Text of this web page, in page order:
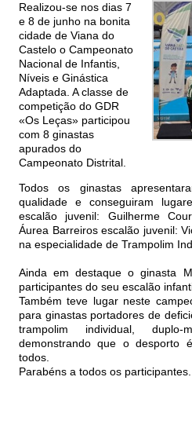
Realizou-se nos dias 7
e 8 de junho na bonita
cidade de Viana do
Castelo o Campeonato
Nacional de Infantis,
Níveis e Ginástica
Adaptada. A classe de
competição do GDR
«Os Leças» participou
com 8 ginastas
apurados do
Campeonato Distrital.
Todos os ginastas
qualidade e conseguiram
escalão juvenil: Guilherme
Áurea Barreiros escalão juvenil:
na especialidade de Trampolim
Ainda em destaque o ginasta
participantes do seu escalão
Também teve lugar neste
para ginastas portadores de
trampolim individual,
demonstrando que o desporto
todos.
Parabéns a todos os participantes.